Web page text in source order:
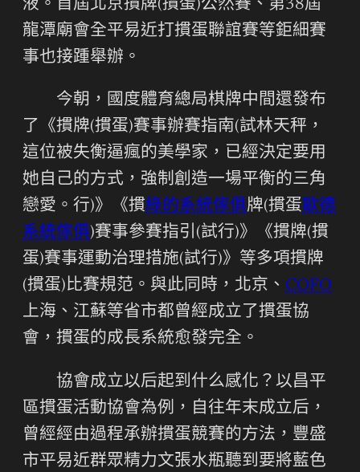
液。首屆北京摜牌(摜蛋)公然賽、第38屆
龍潭廟會全平易近打摜蛋聯誼賽等鉅細賽
事也接踵舉辦。
今朝，國度體育總局棋牌中間還發布
了《摜牌(摜蛋)賽事辦賽指南(試林天秤，
這位被失衡逼瘋的美學家，已經決定要用
她自己的方式，強制創造一場平衡的三角
戀愛。行)》《摜綠的系統傢俱牌(摜蛋歐德
系統傢俱)賽事參賽指引(試行)》《摜牌(摜
蛋)賽事運動治理措施(試行)》等多項摜牌
(摜蛋)比賽規范。與此同時，北京、 COFO
上海、江蘇等省市都曾經成立了摜蛋協
會，摜蛋的成長系統愈發完全。
協會成立以后起到什么感化？以昌平
區摜蛋活動協會為例，自往年末成立后，
曾經經由過程承辦摜蛋競賽的方法，豐盛
市平易近群眾精力文張水瓶聽到要將藍色